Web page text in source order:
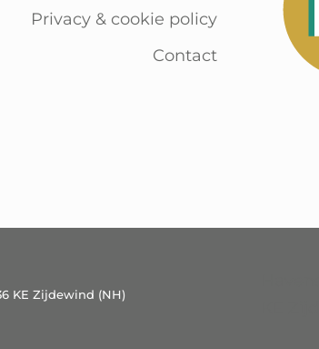
Privacy & cookie policy
Contact
KE Zijdewind (NH)